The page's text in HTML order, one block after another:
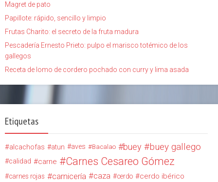
Magret de pato
Papillote: rápido, sencillo y limpio
Frutas Charito: el secreto de la fruta madura
Pescadería Ernesto Prieto: pulpo el marisco totémico de los
gallegos
Receta de lomo de cordero pochado con curry y lima asada
Etiquetas
alcachofas atun aves Bacalao buey buey gallego
calidad carne Carnes Cesareo Gómez
carnes rojas carnicería caza cerdo cerdo ibérico